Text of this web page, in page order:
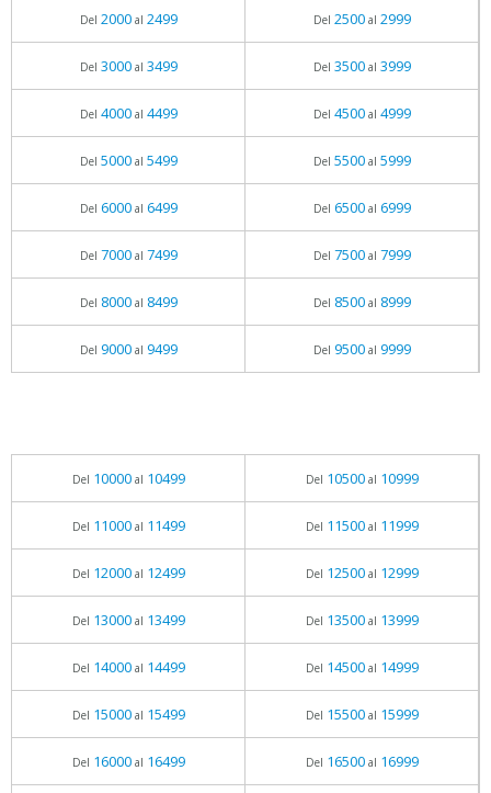
Del 2000al 2499 Del 2500al 2999
Del 3000al 3499 Del 3500al 3999
Del 4000al 4499 Del 4500al 4999
Del 5000al 5499 Del 5500al 5999
Del 6000al 6499 Del 6500al 6999
Del 7000al 7499 Del 7500al 7999
Del 8000al 8499 Del 8500al 8999
Del 9000al 9499 Del 9500al 9999
Del 10000al 10499 Del 10500al 10999
Del 11000al 11499 Del 11500al 11999
Del 12000al 12499 Del 12500al 12999
Del 13000al 13499 Del 13500al 13999
Del 14000al 14499 Del 14500al 14999
Del 15000al 15499 Del 15500al 15999
Del 16000al 16499 Del 16500al 16999